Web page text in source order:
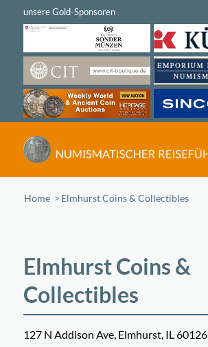
Home /Elmhurst Coins & Collectibles
Elmhurst Coins &
Collectibles
127 N Addison Ave, Elmhurst, IL 60126